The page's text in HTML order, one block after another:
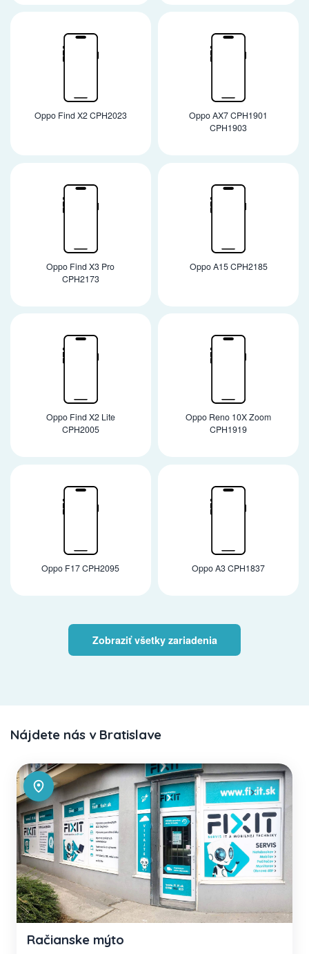
Oppo Find X2 CPH2023
Oppo AX7 CPH1901
CPH1903
Oppo Find X3 Pro
CPH2173
Oppo A15 CPH2185
Oppo Find X2 Lite
CPH2005
Oppo Reno 10X Zoom
CPH1919
Oppo F17 CPH2095 Oppo A3 CPH1837
Zobraziť všetky zariadenia
Nájdete nás v Bratislave
Račianske mýto